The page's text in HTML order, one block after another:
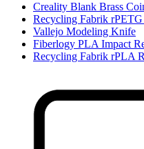
Creality Blank Brass
Recycling Fabrik
Vallejo Modeling Knife
Fiberlogy PLA Impact
Recycling Fabrik rPLA